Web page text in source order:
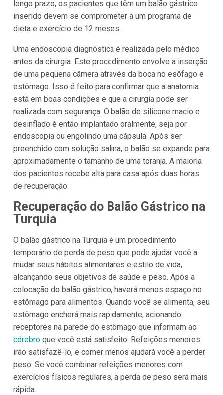
longo prazo, os pacientes que têm um balão gástrico
inserido devem se comprometer a um programa de
dieta e exercício de 12 meses.
Uma endoscopia diagnóstica é realizada pelo médico
antes da cirurgia. Este procedimento envolve a inserção
de uma pequena câmera através da boca no esôfago e
estômago. Isso é feito para confirmar que a anatomia
está em boas condições e que a cirurgia pode ser
realizada com segurança. O balão de silicone macio e
desinflado é então implantado oralmente, seja por
endoscopia ou engolindo uma cápsula. Após ser
preenchido com solução salina, o balão se expande para
aproximadamente o tamanho de uma toranja. A maioria
dos pacientes recebe alta para casa após duas horas
de recuperação.
Recuperação do Balão Gástrico na
Turquia
O balão gástrico na Turquia é um procedimento
temporário de perda de peso que pode ajudar você a
mudar seus hábitos alimentares e estilo de vida,
alcançando seus objetivos de saúde e peso. Após a
colocação do balão gástrico, haverá menos espaço no
estômago para alimentos. Quando você se alimenta, seu
estômago encherá mais rapidamente, acionando
receptores na parede do estômago que informam ao
cérebroque você está satisfeito. Refeições menores
irão satisfazê-lo, e comer menos ajudará você a perder
peso. Se você combinar refeições menores com
exercícios físicos regulares, a perda de peso será mais
rápida.